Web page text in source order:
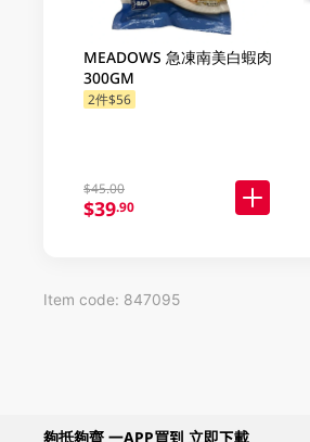
MEADOWS 急凍南美白蝦肉
300GM
2件$56
$45.00
$39.90
Item code: 847095
夠抵夠齊 一APP買到 立即下載